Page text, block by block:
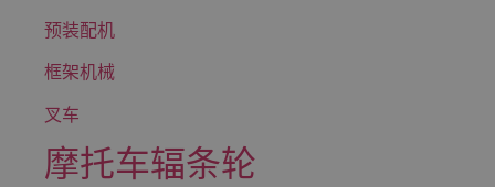
预装配机
框架机械
叉车
摩托车辐条轮